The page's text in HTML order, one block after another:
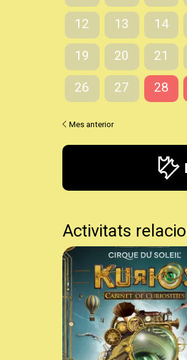
12 13 14
19 20 21
26 27 28
Mes anterior
Activitats